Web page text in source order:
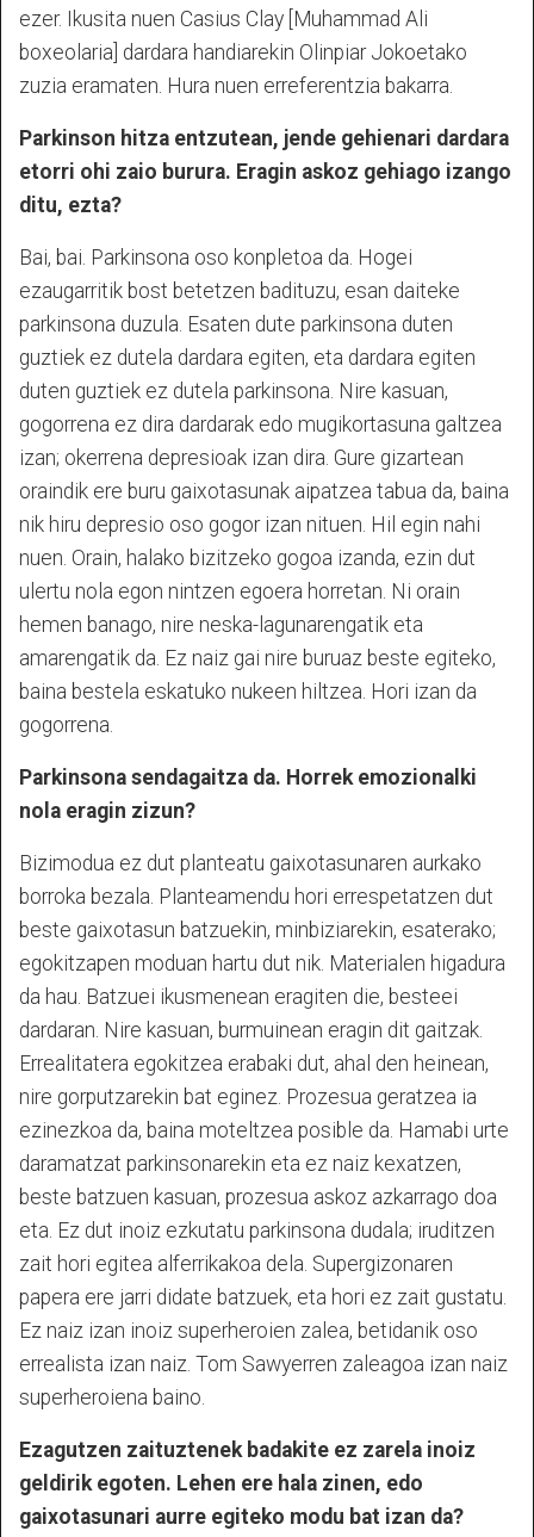
ezer. Ikusita nuen Casius Clay [Muhammad Ali
boxeolaria] dardara handiarekin Olinpiar Jokoetako
zuzia eramaten. Hura nuen erreferentzia bakarra.
Parkinson hitza entzutean, jende gehienari dardara
etorri ohi zaio burura. Eragin askoz gehiago izango
ditu, ezta?
Bai, bai. Parkinsona oso konpletoa da. Hogei
ezaugarritik bost betetzen badituzu, esan daiteke
parkinsona duzula. Esaten dute parkinsona duten
guztiek ez dutela dardara egiten, eta dardara egiten
duten guztiek ez dutela parkinsona. Nire kasuan,
gogorrena ez dira dardarak edo mugikortasuna galtzea
izan; okerrena depresioak izan dira. Gure gizartean
oraindik ere buru gaixotasunak aipatzea tabua da, baina
nik hiru depresio oso gogor izan nituen. Hil egin nahi
nuen. Orain, halako bizitzeko gogoa izanda, ezin dut
ulertu nola egon nintzen egoera horretan. Ni orain
hemen banago, nire neska-lagunarengatik eta
amarengatik da. Ez naiz gai nire buruaz beste egiteko,
baina bestela eskatuko nukeen hiltzea. Hori izan da
gogorrena.
Parkinsona sendagaitza da. Horrek emozionalki
nola eragin zizun?
Bizimodua ez dut planteatu gaixotasunaren aurkako
borroka bezala. Planteamendu hori errespetatzen dut
beste gaixotasun batzuekin, minbiziarekin, esaterako;
egokitzapen moduan hartu dut nik. Materialen higadura
da hau. Batzuei ikusmenean eragiten die, besteei
dardaran. Nire kasuan, burmuinean eragin dit gaitzak.
Errealitatera egokitzea erabaki dut, ahal den heinean,
nire gorputzarekin bat eginez. Prozesua geratzea ia
ezinezkoa da, baina moteltzea posible da. Hamabi urte
daramatzat parkinsonarekin eta ez naiz kexatzen,
beste batzuen kasuan, prozesua askoz azkarrago doa
eta. Ez dut inoiz ezkutatu parkinsona dudala; iruditzen
zait hori egitea alferrikakoa dela. Supergizonaren
papera ere jarri didate batzuek, eta hori ez zait gustatu.
Ez naiz izan inoiz superheroien zalea, betidanik oso
errealista izan naiz. Tom Sawyerren zaleagoa izan naiz
superheroiena baino.
Ezagutzen zaituztenek badakite ez zarela inoiz
geldirik egoten. Lehen ere hala zinen, edo
gaixotasunari aurre egiteko modu bat izan da?